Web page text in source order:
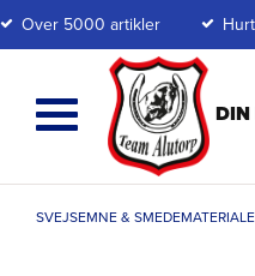
Over 5000 artikler
SVEJSEMNE &